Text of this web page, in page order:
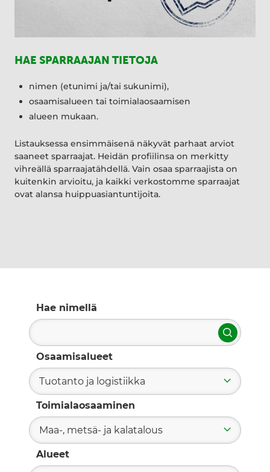
HAE SPARRAAJAN TIETOJA
nimen (etunimi ja/tai sukunimi),
osaamisalueen tai toimialaosaamisen
alueen mukaan.
Listauksessa ensimmäisenä näkyvät parhaat arviot
saaneet sparraajat. Heidän profiilinsa on merkitty
vihreällä sparraajatähdellä. Vain osaa sparraajista on
kuitenkin arvioitu, ja kaikki verkostomme sparraajat
ovat alansa huippuasiantuntijoita.
Hae nimellä
Hae
Osaamisalueet
Tuotanto ja logistiikka
Toimialaosaaminen
Maa-, metsä- ja kalatalous
Alueet